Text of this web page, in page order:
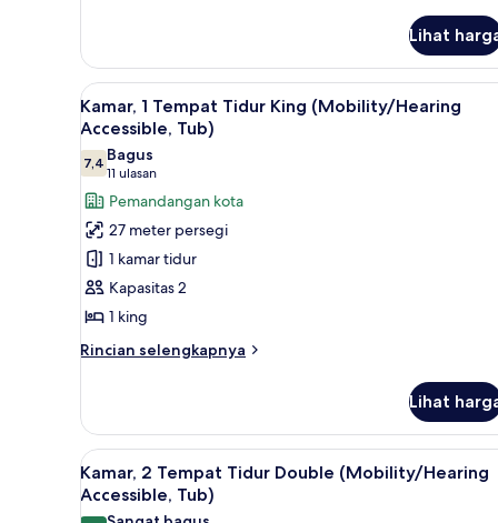
Kamar,
Tempat
Tidur
(Mobility/Hearing
Accessible,
Tub)
Lihat
Lihat
semua
foto
untuk
Kamar,
1
Tempat
Tidur
King
(Mobility/Hearing
Accessible,
Seprai antialergi, selimut
2
Kamar, 1 Tempat Tidur King (Mobility/Hearing
Accessible, Tub)
7,47,4 dari 10
Bagus
11 ulasan
(11
ulasan)
Pemandangan kota
27 meter persegi
1 kamar tidur
Kapasitas 2
1 king
Rincian selengkapnya
Rincian
Kamar,
Tempat
Tidur
Lihat
Lihat
semua
foto
Seprai antialergi, selimut
2
Kamar, 2 Tempat Tidur Double (Mobility/Hearing
Accessible, Tub)